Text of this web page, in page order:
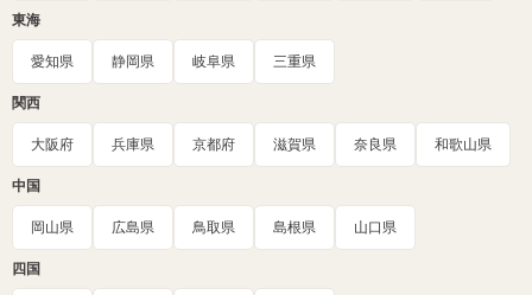
東海
愛知県 静岡県 岐阜県 三重県
関西
大阪府 兵庫県 京都府 滋賀県 奈良県 和歌山県
中国
岡山県 広島県 鳥取県 島根県 山口県
四国